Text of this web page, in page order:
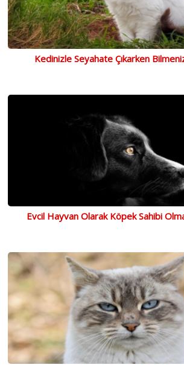
Kedinizle Seyahate Çıkarken
Evcil Hayvan Olarak Köpek Sahibi